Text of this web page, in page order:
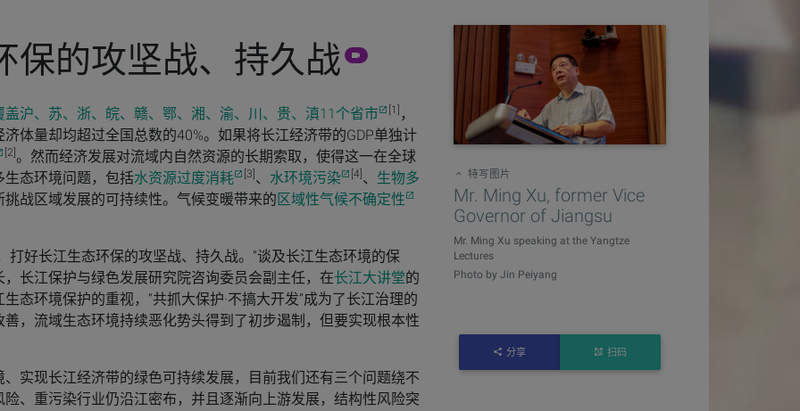
保的攻坚战、持久战
盖沪、苏、浙、皖、赣、鄂、湘、渝、川、贵、滇11个省市 [1]
，
体量却均超过全国总数的40%。如果将长江经济带的GDP单独计
[2] 。然而经济发展对流域内自然资源的长期索取，使得这一在全球
态环境问题，包括水资源过度消耗 [3] 、 水环境污染 [4] 、 生物多
挑战区域发展的可持续性。气候变暖带来的 区域性气候不确定性
打好长江生态环保的攻坚战、持久战。”谈及长江生态环境的保
长江保护与绿色发展研究院咨询委员会副主任，在长江大讲堂的
态环境保护的重视，“共抓大保护·不搞大开发”成为了长江治理的
，流域生态环境持续恶化势头得到了初步遏制，但要实现根本性
实现长江经济带的绿色可持续发展，目前我们还有三个问题绕不
、重污染行业仍沿江密布，并且逐渐向上游发展，结构性风险突
特写图片
Mr. Ming Xu, former Vice
Governor of Jiangsu
Mr. Ming Xu speaking at the Yangtze
Lectures
Photo by Jin Peiyang
分享 扫码